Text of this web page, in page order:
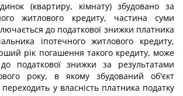
(квартиру, кімнату) збудовано за
житлового кредиту, частина суми
до податкової знижки платника
іпотечного житлового кредиту,
рік погашення такого кредиту, може
податкової знижки за результатами
року, в якому збудований об'єкт
переходить у власність платника податку